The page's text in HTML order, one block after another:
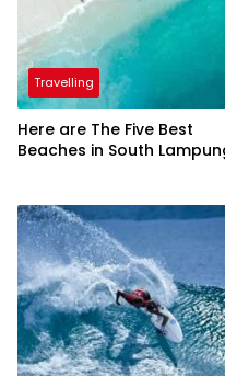
Travelling
Here are The Five Best
Beaches in South